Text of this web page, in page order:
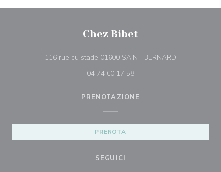
Chez Bibet
116 rue du stade 01600 SAINT BERNARD
04 74 00 17 58
PRENOTAZIONE
PRENOTA
SEGUICI